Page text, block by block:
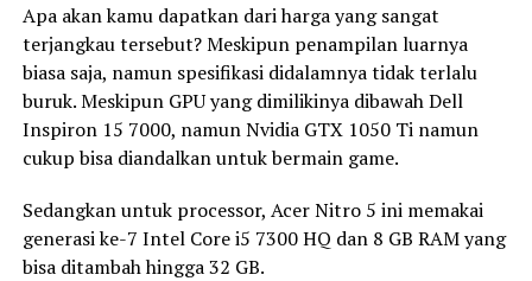
Apa akan kamu dapatkan dari harga yang sangat
terjangkau tersebut? Meskipun penampilan luarnya
biasa saja, namun spesifikasi didalamnya tidak terlalu
buruk. Meskipun GPU yang dimilikinya dibawah Dell
Inspiron 15 7000, namun Nvidia GTX 1050 Ti namun
cukup bisa diandalkan untuk bermain game.
Sedangkan untuk processor, Acer Nitro 5 ini memakai
generasi ke-7 Intel Core i5 7300 HQ dan 8 GB RAM yang
bisa ditambah hingga 32 GB.